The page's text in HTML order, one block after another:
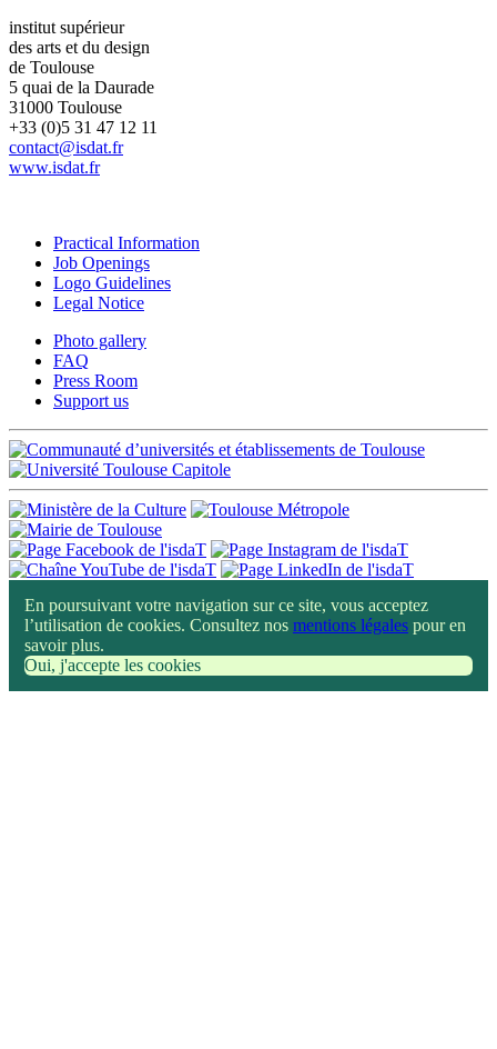
institut supérieur
des arts et du design
de Toulouse
5 quai de la Daurade
31000 Toulouse
+33 (0)5 31 47 12 11
contact@isdat.fr
www.isdat.fr
Practical Information
Job Openings
Logo Guidelines
Legal Notice
Photo gallery
FAQ
Press Room
Support us
En poursuivant votre navigation sur ce site, vous acceptez
l’utilisation de cookies. Consultez nos mentions légales pour en
savoir plus.
Oui, j'accepte les cookies